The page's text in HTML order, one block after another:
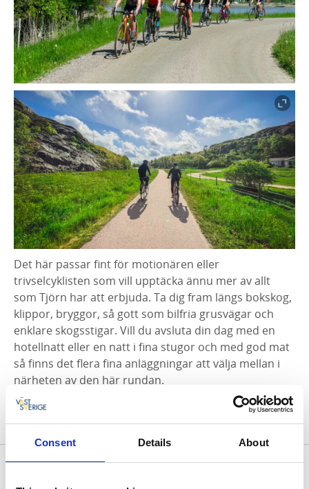
Consent Details About
Det här passar fint för motionären eller
trivselcyklisten som vill upptäcka ännu mer av allt
som Tjörn har att erbjuda. Ta dig fram längs bokskog,
klippor, bryggor, så gott som bilfria grusvägar och
enklare skogsstigar. Vill du avsluta din dag med en
hotellnatt eller en natt i fina stugor och med god mat
så finns det flera fina anläggningar att välja mellan i
närheten av den här rundan.